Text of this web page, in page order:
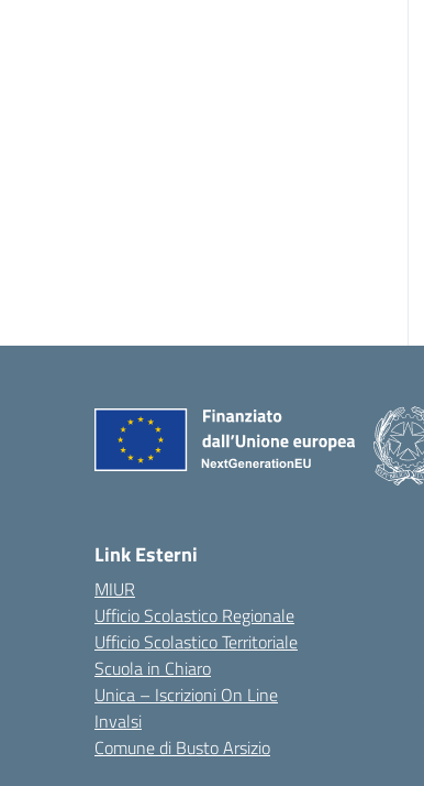
Link Esterni
MIUR
Ufficio Scolastico Regionale
Ufficio Scolastico Territoriale
Scuola in Chiaro
Unica – Iscrizioni On Line
Invalsi
Comune di Busto Arsizio